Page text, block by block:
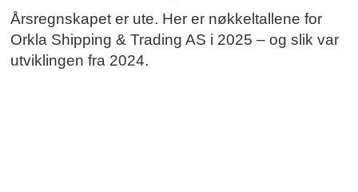
Årsregnskapet er ute. Her er nøkkeltallene for
Orkla Shipping & Trading AS i 2025 – og slik var
utviklingen fra 2024.